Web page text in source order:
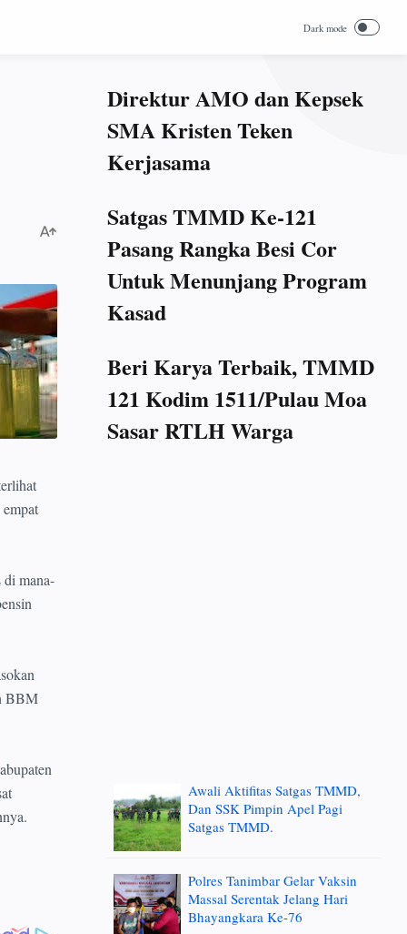
di mana-
BBM
Direktur AMO dan Kepsek
SMA Kristen Teken
Kerjasama
Satgas TMMD Ke-121
Pasang Rangka Besi Cor
Untuk Menunjang Program
Kasad
Beri Karya Terbaik, TMMD
121 Kodim 1511/Pulau Moa
Sasar RTLH Warga
Awali Aktifitas Satgas TMMD,
Dan SSK Pimpin Apel Pagi
Satgas TMMD.
Polres Tanimbar Gelar Vaksin
Massal Serentak Jelang Hari
Bhayangkara Ke-76